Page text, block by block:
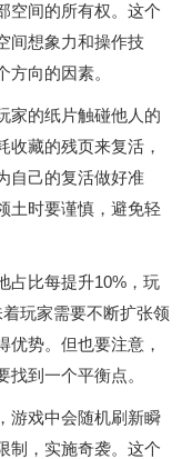
空间的所有权。这个
间想象力和操作技
向的因素。
家的纸片触碰他人的
收藏的残页来复活，
自己的复活做好准
土时要谨慎，避免轻
占比每提升10%，玩
玩家需要不断扩张领
优势。但也要注意，
到一个平衡点。
游戏中会随机刷新瞬
制，实施奇袭。这个